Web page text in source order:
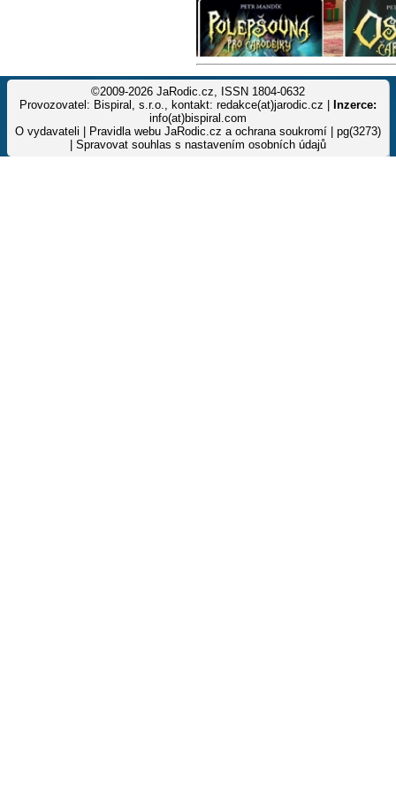
©2009-2026 JaRodic.cz, ISSN 1804-0632
Provozovatel: Bispiral, s.r.o., kontakt: redakce(at)jarodic.cz |
Inzerce:
info(at)bispiral.com
O vydavateli
Pravidla webu JaRodic.cz a ochrana soukromí | pg(3273)
Spravovat souhlas s nastavením osobních údajů